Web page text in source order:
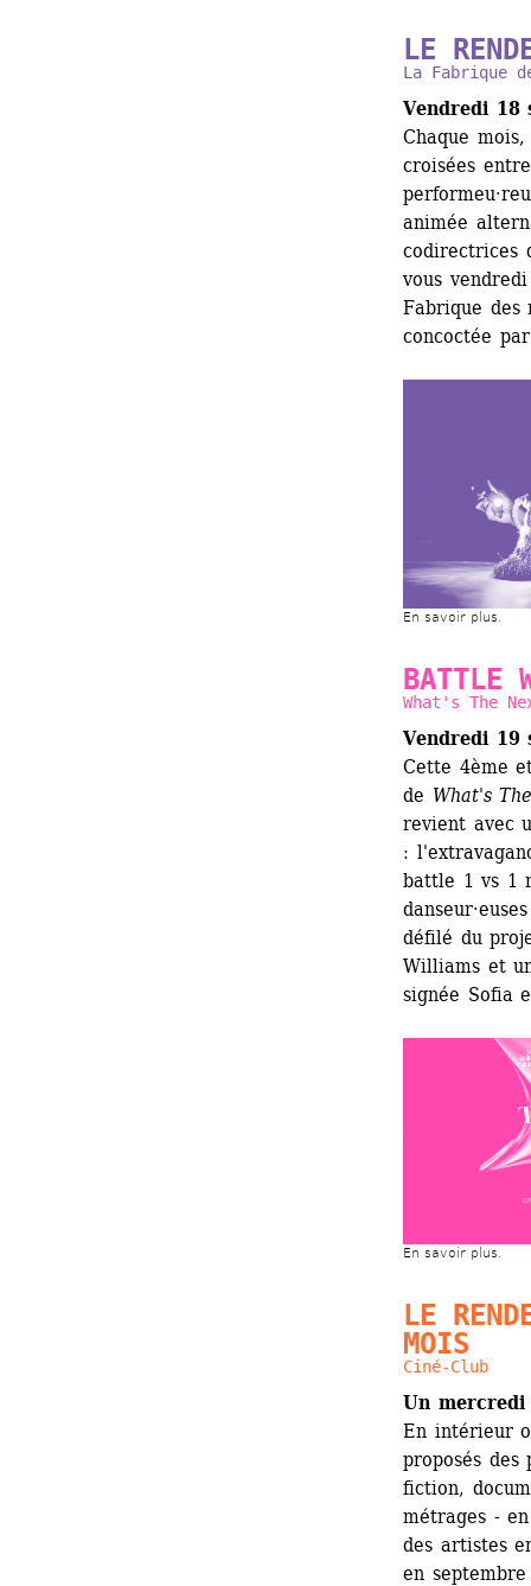
LE
La Fabrique
Vendredi 18
Chaque
croisées
animée
codirectrices
vous
Fabrique des
concoctée
En savoir plus.
BATTLE
What's The
Vendredi 19
Cette 4ème
de What's
revient avec
:
battle 1 vs 1
défilé du
Williams et
signée Sofia
En savoir plus.
LE
MOIS
Ciné-Club
Un mercredi
En intérieur
proposés
fiction,
métrages -
des artistes
en